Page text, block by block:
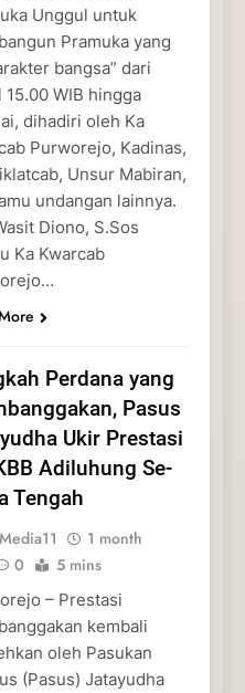
Unggul untuk
Pramuka yang
bangsa” dari
15.00 WIB hingga
dihadiri oleh Ka
Purworejo, Kadinas,
Unsur Mabiran,
undangan lainnya.
Diono, S.Sos
Ka Kwarcab
Perdana yang
Pasus
Ukir Prestasi
Adiluhung Se-
Tengah
1 month
0 5 mins
– Prestasi
kembali
oleh Pasukan
(Pasus) Jatayudha